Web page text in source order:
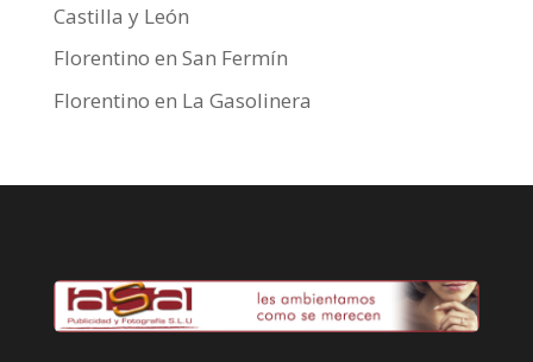
Castilla y León
Florentino en San Fermín
Florentino en La Gasolinera